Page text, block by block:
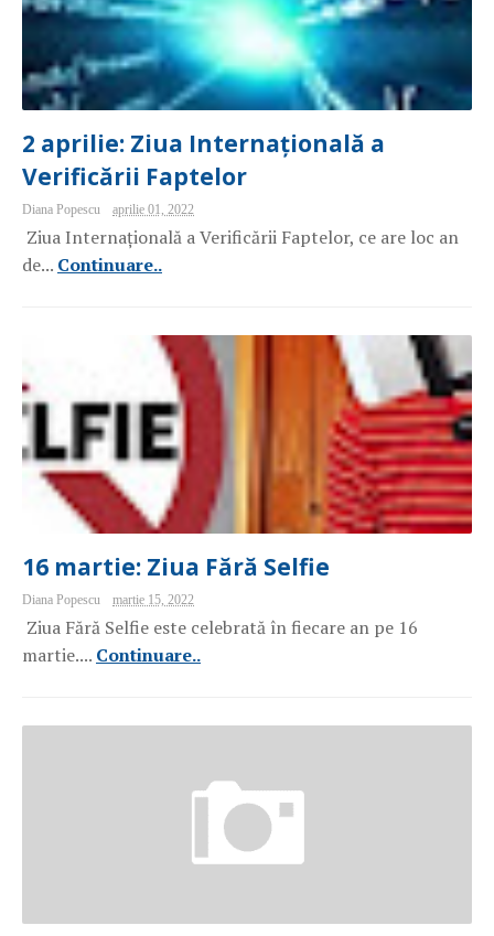
2 aprilie: Ziua Internațională a
Verificării Faptelor
Diana Popescu aprilie 01, 2022
Ziua Internațională a Verificării Faptelor, ce are loc an
de... Continuare..
16 martie: Ziua Fără Selfie
Diana Popescu martie 15, 2022
Ziua Fără Selfie este celebrată în fiecare an pe 16
martie.... Continuare..